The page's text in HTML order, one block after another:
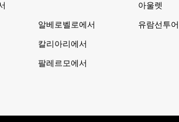
알베로벨로에서
칼리아리에서
팔레르모에서
아울렛
유람선투어